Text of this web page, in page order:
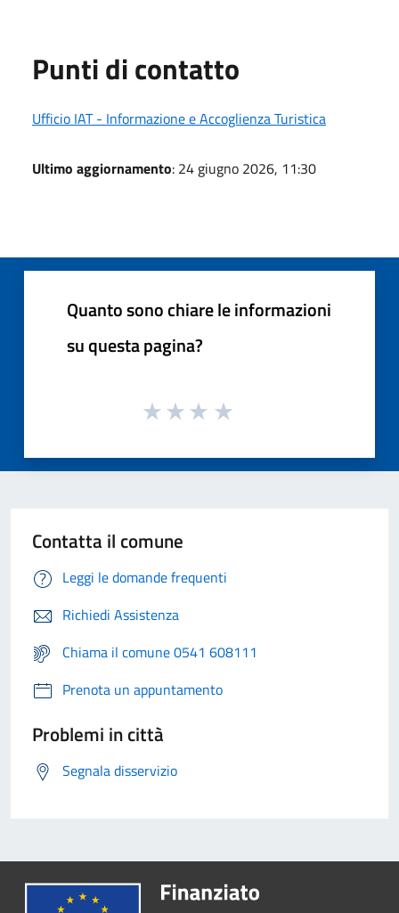
Punti di contatto
Ufficio IAT - Informazione e Accoglienza Turistica
Ultimo aggiornamento: 24 giugno 2026, 11:30
Quanto sono chiare le informazioni
su questa pagina?
Contatta il comune
Leggi le domande frequenti
Richiedi Assistenza
Chiama il comune 0541 608111
Prenota un appuntamento
Problemi in città
Segnala disservizio